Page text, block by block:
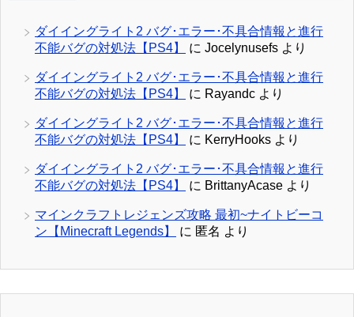
ダイイングライト2 バグ･エラー･不具合情報と進行
不能バグの対処法【PS4】
に Jocelynusefs より
ダイイングライト2 バグ･エラー･不具合情報と進行
不能バグの対処法【PS4】
に Rayandc より
ダイイングライト2 バグ･エラー･不具合情報と進行
不能バグの対処法【PS4】
に KerryHooks より
ダイイングライト2 バグ･エラー･不具合情報と進行
不能バグの対処法【PS4】
に BrittanyAcase より
マインクラフトレジェンズ攻略 最初~ナイトビーコ
ン【Minecraft Legends】
に 匿名 より